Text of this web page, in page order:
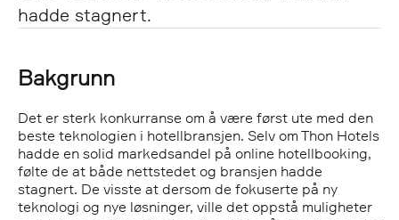
hadde stagnert.
Bakgrunn
Det er sterk konkurranse om å være først ute med den
beste teknologien i hotellbransjen. Selv om Thon Hotels
hadde en solid markedsandel på online hotellbooking,
følte de at både nettstedet og bransjen hadde
stagnert. De visste at dersom de fokuserte på ny
teknologi og nye løsninger, ville det oppstå muligheter